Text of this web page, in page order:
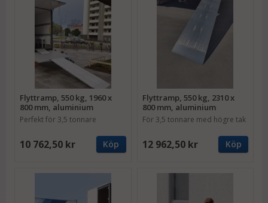
Flyttramp, 550 kg, 1960 x
800 mm, aluminium
Perfekt för 3,5 tonnare
10 762,50 kr Köp
Flyttramp, 550 kg, 2310 x
800 mm, aluminium
För 3,5 tonnare med högre tak
12 962,50 kr Köp